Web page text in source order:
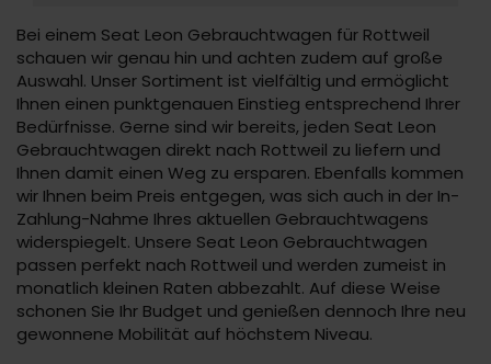
Bei einem Seat Leon Gebrauchtwagen für Rottweil
schauen wir genau hin und achten zudem auf große
Auswahl. Unser Sortiment ist vielfältig und ermöglicht
Ihnen einen punktgenauen Einstieg entsprechend Ihrer
Bedürfnisse. Gerne sind wir bereits, jeden Seat Leon
Gebrauchtwagen direkt nach Rottweil zu liefern und
Ihnen damit einen Weg zu ersparen. Ebenfalls kommen
wir Ihnen beim Preis entgegen, was sich auch in der In-
Zahlung-Nahme Ihres aktuellen Gebrauchtwagens
widerspiegelt. Unsere Seat Leon Gebrauchtwagen
passen perfekt nach Rottweil und werden zumeist in
monatlich kleinen Raten abbezahlt. Auf diese Weise
schonen Sie Ihr Budget und genießen dennoch Ihre neu
gewonnene Mobilität auf höchstem Niveau.